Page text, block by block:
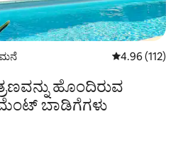
ಮನೆ 5 ರಲ್ಲಿ 4.96
4.96 (112)
ಹೊಂದಿರುವ
ಬಾಡಿಗೆಗಳು